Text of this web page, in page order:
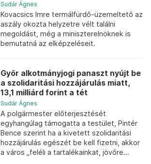
Sudár Ágnes
Kovacsics Imre termálfürdő-üzemeltető az
aszály okozta helyzetre vélt találni
megoldást, még a miniszterelnöknek is
bemutatná az elképzeléseit.
Győr alkotmányjogi panaszt nyújt be
a szolidaritási hozzájárulás miatt,
13,1 milliárd forint a tét
Sudár Ágnes
A polgármester előterjesztését
egyhangúlag támogatta a testület, Pintér
Bence szerint ha a kivetett szolidaritási
hozzájárulás egészét be kell fizetni, akkor
a város „feléli a tartalékainkat, jövőre...